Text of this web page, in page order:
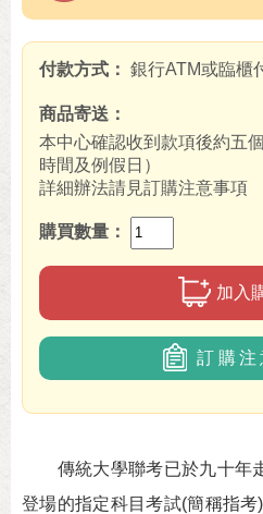
付款方式 銀行ATM或臨櫃
商品寄送
本中心確認收到款項後約五
時間及例假日）
詳細辦法請見訂購注意事項
購買數量
加入
訂購注
傳統大學聯考已於九十年
登場的指定科目考試(簡稱指